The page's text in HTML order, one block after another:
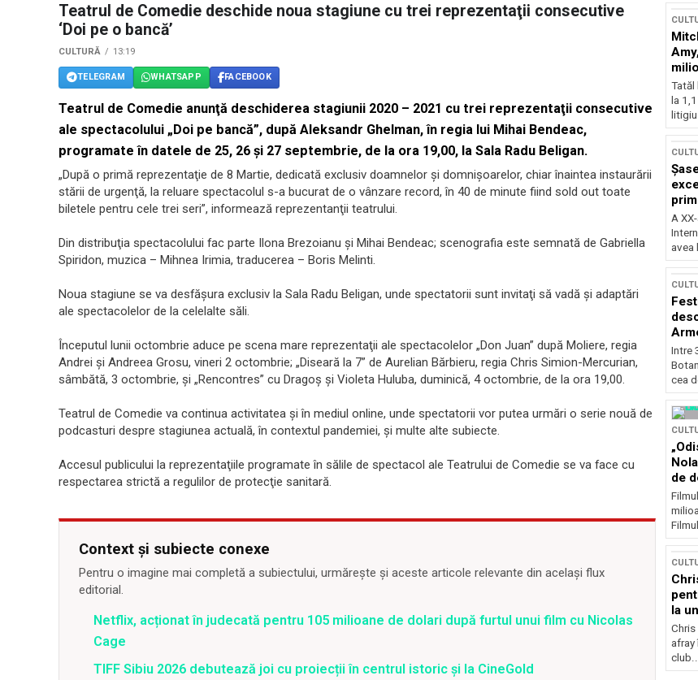
Teatrul de Comedie deschide noua stagiune cu trei reprezentaţii consecutive
‘Doi pe o bancă’
CULTURĂ 13:19
TELEGRAM WHATSAPP FACEBOOK
Teatrul de Comedie anunţă deschiderea stagiunii 2020 – 2021 cu trei reprezentaţii consecutive
ale spectacolului „Doi pe bancă”, după Aleksandr Ghelman, în regia lui Mihai Bendeac,
programate în datele de 25, 26 şi 27 septembrie, de la ora 19,00, la Sala Radu Beligan.
„După o primă reprezentaţie de 8 Martie, dedicată exclusiv doamnelor şi domnişoarelor, chiar înaintea instaurării
stării de urgenţă, la reluare spectacolul s-a bucurat de o vânzare record, în 40 de minute fiind sold out toate
biletele pentru cele trei seri”, informează reprezentanţii teatrului.
Din distribuţia spectacolului fac parte Ilona Brezoianu şi Mihai Bendeac; scenografia este semnată de Gabriella
Spiridon, muzica – Mihnea Irimia, traducerea – Boris Melinti.
Noua stagiune se va desfăşura exclusiv la Sala Radu Beligan, unde spectatorii sunt invitaţi să vadă şi adaptări
ale spectacolelor de la celelalte săli.
Începutul lunii octombrie aduce pe scena mare reprezentaţii ale spectacolelor „Don Juan” după Moliere, regia
Andrei şi Andreea Grosu, vineri 2 octombrie; „Diseară la 7” de Aurelian Bărbieru, regia Chris Simion-Mercurian,
sâmbătă, 3 octombrie, şi „Rencontres” cu Dragoş şi Violeta Huluba, duminică, 4 octombrie, de la ora 19,00.
Teatrul de Comedie va continua activitatea şi în mediul online, unde spectatorii vor putea urmări o serie nouă de
podcasturi despre stagiunea actuală, în contextul pandemiei, şi multe alte subiecte.
Accesul publicului la reprezentaţiile programate în sălile de spectacol ale Teatrului de Comedie se va face cu
respectarea strictă a regulilor de protecţie sanitară.
Context și subiecte conexe
Pentru o imagine mai completă a subiectului, urmărește și aceste articole relevante din același flux
editorial.
Netflix, acționat în judecată pentru 105 milioane de dolari după furtul unui film cu Nicolas
Cage
TIFF Sibiu 2026 debutează joi cu proiecții în centrul istoric și la CineGold
Tatăl
la
A
avea
Intre
cea
de
la
afray
club...